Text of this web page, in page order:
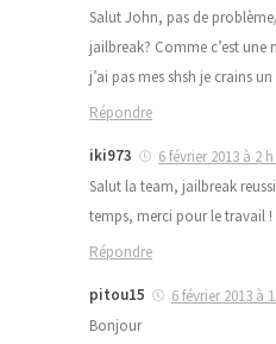
Salut John, pas de
jailbreak? Comme c’est
j’ai pas mes shsh je crains
Répondre
iki973
6 février 2013 à 2
Salut la team, jailbreak
temps, merci pour le travail !
Répondre
pitou15
6 février 2013 à
Bonjour